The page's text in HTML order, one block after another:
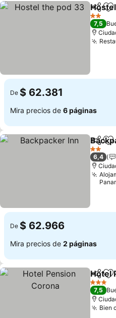
2 Estrellas
7,5
De $ 62.381
Mira precios de 6 páginas
2 Estrellas
6,4
De $ 62.966
Mira precios de 2 páginas
Hotel
3 Estrellas
7,5
Bien